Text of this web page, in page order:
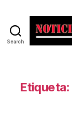
Search
Etiqueta: